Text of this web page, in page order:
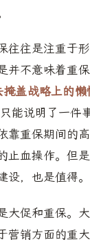
往往是注重于
并不意味着重
盖战略上的懒
能说明了一件
靠重保期间的
止血操作。但
设，也是值得
大促和重保。
营销方面的重